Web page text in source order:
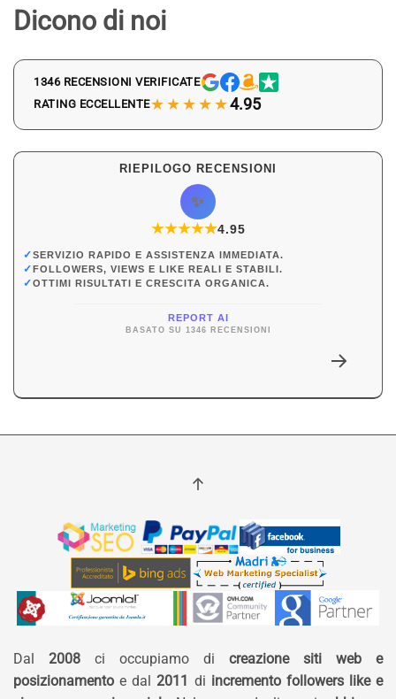
Dicono di noi
1346 RECENSIONI VERIFICATE
RATING ECCELLENTE★★★★★4.95
RIEPILOGO RECENSIONI
✨
★★★★★
★4.95
✓SERVIZIO RAPIDO E ASSISTENZA IMMEDIATA.
✓FOLLOWERS, VIEWS E LIKE REALI E STABILI.
✓OTTIMI RISULTATI E CRESCITA ORGANICA.
REPORT AI
BASATO SU 1346 RECENSIONI
Dal 2008 ci occupiamo di creazione siti web e
posizionamento e dal 2011 di incremento followers like e